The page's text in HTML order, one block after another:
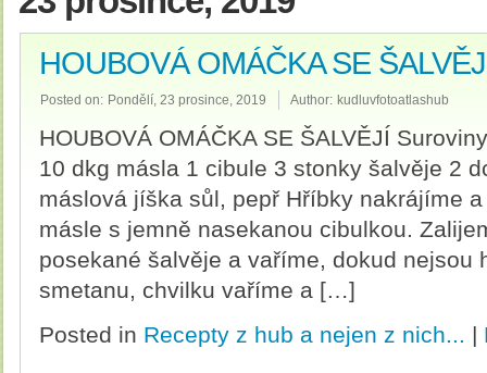
HOUBOVÁ OMÁČKA SE
Posted on: Pondělí, 23 prosince, 2019 Author: kudluvfotoatlashub
HOUBOVÁ OMÁČKA SE ŠALVĚJÍ
10 dkg másla 1 cibule 3 stonky šalvěje 2
máslová jíška sůl, pepř Hříbky nakrájíme
másle s jemně nasekanou cibulkou.
posekané šalvěje a vaříme, dokud nejsou
smetanu, chvilku vaříme a […]
Posted in Recepty z hub a nejen z nich... |